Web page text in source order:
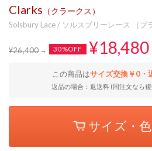
Clarks （クラークス）
Solsbury Lace / ソルスブリーレース （ブ
¥26,400 30%OFF ¥18,480
この商品はサイズ交換￥0・
返品の場合：返送料 (同注文なら
サイズ・